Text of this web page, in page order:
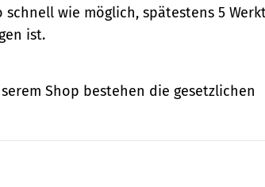
wie möglich, spätestens 5
ist.
Shop bestehen die gesetzlichen